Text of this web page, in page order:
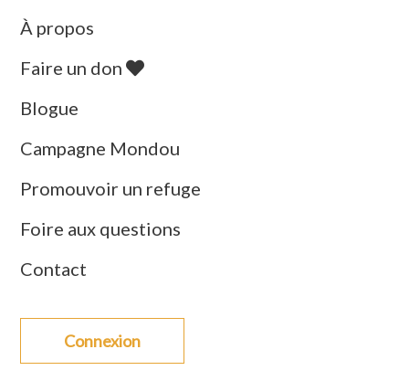
À propos
Faire un don
Blogue
Campagne Mondou
Promouvoir un refuge
Foire aux questions
Contact
Connexion